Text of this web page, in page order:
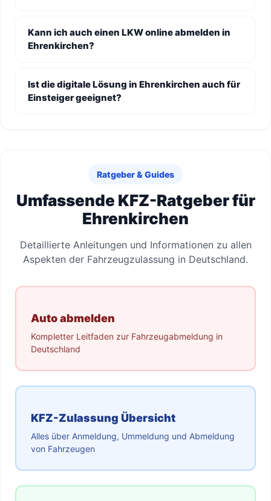
Kann ich auch einen LKW online abmelden in
Ehrenkirchen?
Ist die digitale Lösung in Ehrenkirchen auch für
Einsteiger geeignet?
Ratgeber & Guides
Umfassende KFZ-Ratgeber für
Ehrenkirchen
Detaillierte Anleitungen und Informationen zu allen
Aspekten der Fahrzeugzulassung in Deutschland.
Auto abmelden
Kompletter Leitfaden zur Fahrzeugabmeldung in
Deutschland
KFZ-Zulassung Übersicht
Alles über Anmeldung, Ummeldung und Abmeldung
von Fahrzeugen